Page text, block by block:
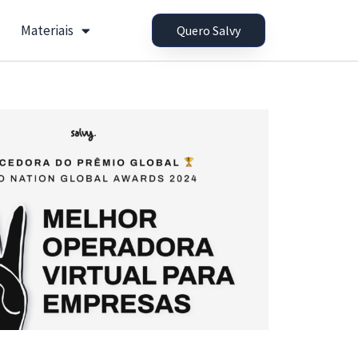
Materiais Quero Salvy